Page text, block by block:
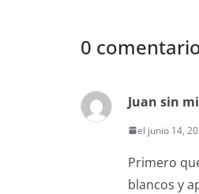
0
Juan sin
el junio 14,
Primero
blancos y